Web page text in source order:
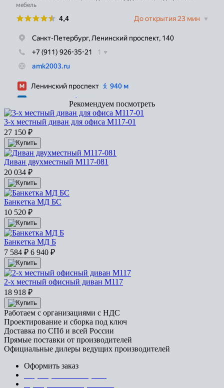
Рекомендуем посмотреть
3-х местный диван для офиса М117-01
27 150 ₽
Диван двухместный М117-081
20 034 ₽
Банкетка МД БС
10 520 ₽
Банкетка МД Б
7 584 ₽ 6 940 ₽
2-х местный офисный диван М117
18 918 ₽
Работаем с организациями с НДС
Проектирование и сборка под ключ
Доставка по СПб и всей России
Прямые поставки от производителей
Официальные дилеры ведущих производителей
Оформить заказ